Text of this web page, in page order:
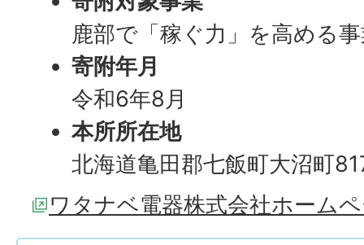
鹿部で「稼ぐ力」を高める
寄附年月
令和6年8月
本所所在地
北海道亀田郡七飯町大沼町
ワタナベ電器株式会社ホーム